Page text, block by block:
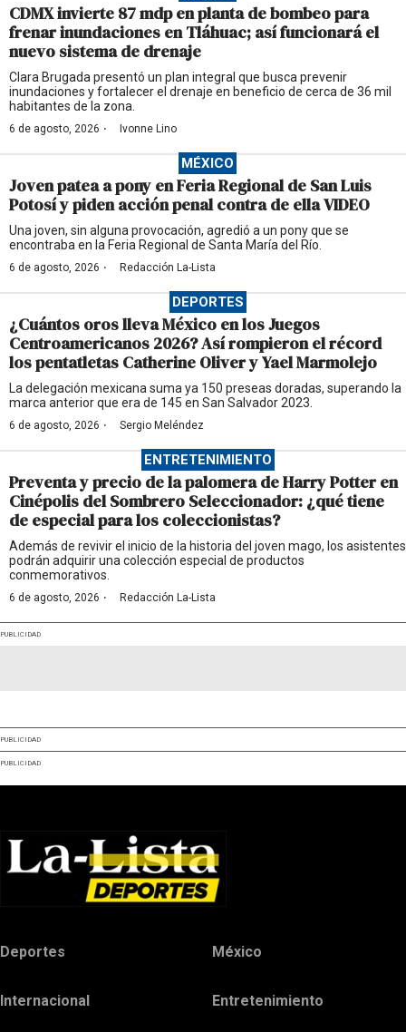
CDMX invierte 87 mdp en planta de bombeo para
frenar inundaciones en Tláhuac; así funcionará el
nuevo sistema de drenaje
Clara Brugada presentó un plan integral que busca prevenir
inundaciones y fortalecer el drenaje en beneficio de cerca de 36 mil
habitantes de la zona.
6 de agosto, 2026 · Ivonne Lino
MÉXICO
Joven patea a pony en Feria Regional de San Luis
Potosí y piden acción penal contra de ella VIDEO
Una joven, sin alguna provocación, agredió a un pony que se
encontraba en la Feria Regional de Santa María del Río.
6 de agosto, 2026 · Redacción La-Lista
DEPORTES
¿Cuántos oros lleva México en los Juegos
Centroamericanos 2026? Así rompieron el récord
los pentatletas Catherine Oliver y Yael Marmolejo
La delegación mexicana suma ya 150 preseas doradas, superando la
marca anterior que era de 145 en San Salvador 2023.
6 de agosto, 2026 · Sergio Meléndez
ENTRETENIMIENTO
Preventa y precio de la palomera de Harry Potter en
Cinépolis del Sombrero Seleccionador: ¿qué tiene
de especial para los coleccionistas?
Además de revivir el inicio de la historia del joven mago, los asistentes
podrán adquirir una colección especial de productos
conmemorativos.
6 de agosto, 2026 · Redacción La-Lista
PUBLICIDAD
PUBLICIDAD
PUBLICIDAD
Deportes México
Internacional Entretenimiento